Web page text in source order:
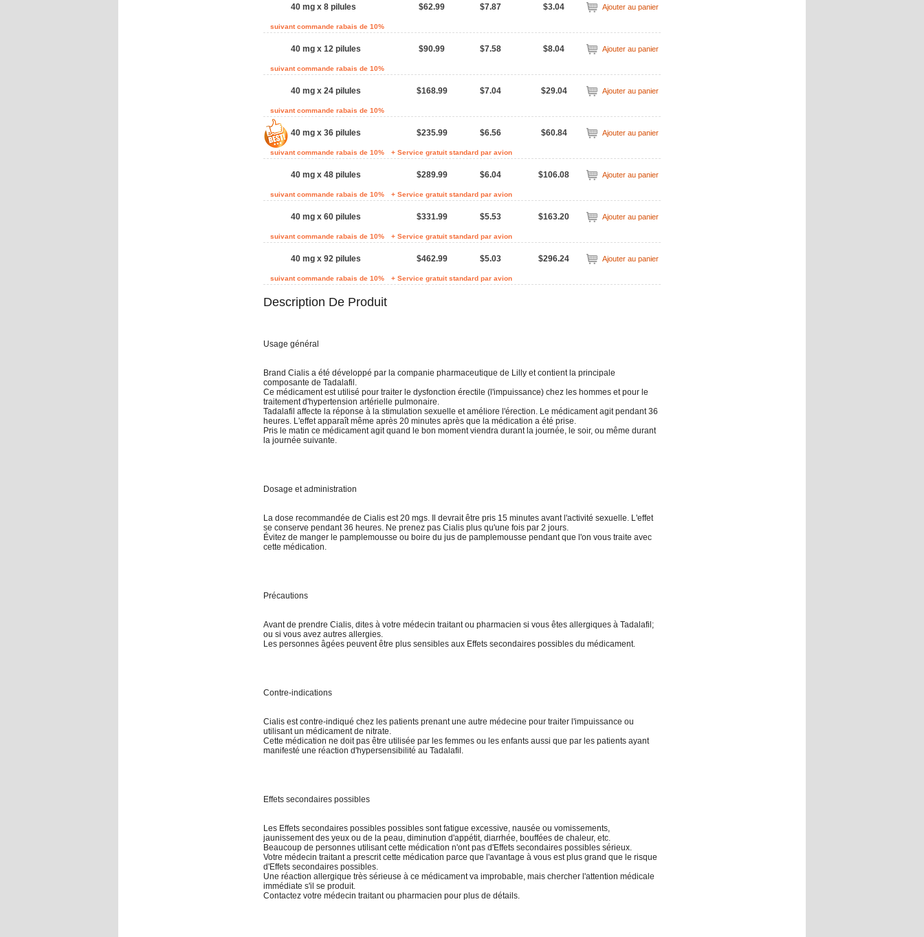
40 mg x 8 pilules $62.99 $7.87 $3.04 Ajouter au panier
suivant commande rabais de 10%
40 mg x 12 pilules $90.99 $7.58 $8.04 Ajouter au panier
suivant commande rabais de 10%
40 mg x 24 pilules $168.99 $7.04 $29.04 Ajouter au panier
suivant commande rabais de 10%
40 mg x 36 pilules $235.99 $6.56 $60.84 Ajouter au panier
suivant commande rabais de 10% + Service gratuit standard par avion
40 mg x 48 pilules $289.99 $6.04 $106.08 Ajouter au panier
suivant commande rabais de 10% + Service gratuit standard par avion
40 mg x 60 pilules $331.99 $5.53 $163.20 Ajouter au panier
suivant commande rabais de 10% + Service gratuit standard par avion
40 mg x 92 pilules $462.99 $5.03 $296.24 Ajouter au panier
suivant commande rabais de 10% + Service gratuit standard par avion
Description De Produit
Usage général
Brand Cialis a été développé par la companie pharmaceutique de Lilly et contient la principale
composante de Tadalafil.
Ce médicament est utilisé pour traiter le dysfonction érectile (l'impuissance) chez les hommes et pour le
traitement d'hypertension artérielle pulmonaire.
Tadalafil affecte la réponse à la stimulation sexuelle et améliore l'érection. Le médicament agit pendant 36
heures. L'effet apparaît même après 20 minutes après que la médication a été prise.
Pris le matin ce médicament agit quand le bon moment viendra durant la journée, le soir, ou même durant
la journée suivante.
Dosage et administration
La dose recommandée de Cialis est 20 mgs. Il devrait être pris 15 minutes avant l'activité sexuelle. L'effet
se conserve pendant 36 heures. Ne prenez pas Cialis plus qu'une fois par 2 jours.
Évitez de manger le pamplemousse ou boire du jus de pamplemousse pendant que l'on vous traite avec
cette médication.
Précautions
Avant de prendre Cialis, dites à votre médecin traitant ou pharmacien si vous êtes allergiques à Tadalafil;
ou si vous avez autres allergies.
Les personnes âgées peuvent être plus sensibles aux Effets secondaires possibles du médicament.
Contre-indications
Cialis est contre-indiqué chez les patients prenant une autre médecine pour traiter l'impuissance ou
utilisant un médicament de nitrate.
Cette médication ne doit pas être utilisée par les femmes ou les enfants aussi que par les patients ayant
manifesté une réaction d'hypersensibilité au Tadalafil.
Effets secondaires possibles
Les Effets secondaires possibles possibles sont fatigue excessive, nausée ou vomissements,
jaunissement des yeux ou de la peau, diminution d'appétit, diarrhée, bouffées de chaleur, etc.
Beaucoup de personnes utilisant cette médication n'ont pas d'Effets secondaires possibles sérieux.
Votre médecin traitant a prescrit cette médication parce que l'avantage à vous est plus grand que le risque
d'Effets secondaires possibles.
Une réaction allergique très sérieuse à ce médicament va improbable, mais chercher l'attention médicale
immédiate s'il se produit.
Contactez votre médecin traitant ou pharmacien pour plus de détails.